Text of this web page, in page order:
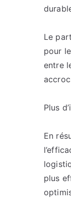
Le
pour
entre
Plus
En
plus